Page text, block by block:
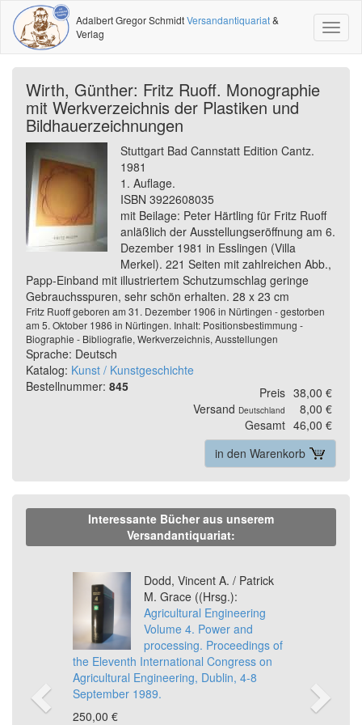
Adalbert Gregor SchmidtVersandantiquariat&
Verlag
Wirth, Günther: Fritz Ruoff. Monographie
mit Werkverzeichnis der Plastiken und
Bildhauerzeichnungen
Stuttgart Bad Cannstatt Edition Cantz.
1981
1. Auflage.
ISBN 3922608035
mit Beilage: Peter Härtling für Fritz Ruoff
anläßlich der Ausstellungseröffnung am 6.
Dezember 1981 in Esslingen (Villa
Merkel). 221 Seiten mit zahlreichen Abb.,
Papp-Einband mit illustriertem Schutzumschlag geringe
Gebrauchsspuren, sehr schön erhalten. 28 x 23 cm
Fritz Ruoff geboren am 31. Dezember 1906 in Nürtingen - gestorben
am 5. Oktober 1986 in Nürtingen. Inhalt: Positionsbestimmung -
Biographie - Bibliografie, Werkverzeichnis, Ausstellungen
Sprache: Deutsch
Katalog: Kunst / Kunstgeschichte
Bestellnummer: 845 Preis 38,00 €
Versand Deutschland
8,00 €
Gesamt 46,00 €
in den Warenkorb
Interessante Bücher aus unserem
Versandantiquariat:
Dodd, Vincent A. / Patrick
M. Grace ((Hrsg.):
Agricultural Engineering
Volume 4. Power and
processing. Proceedings of
the Eleventh International Congress on
Agricultural Engineering, Dublin, 4-8
September 1989.
250,00 €
Previous